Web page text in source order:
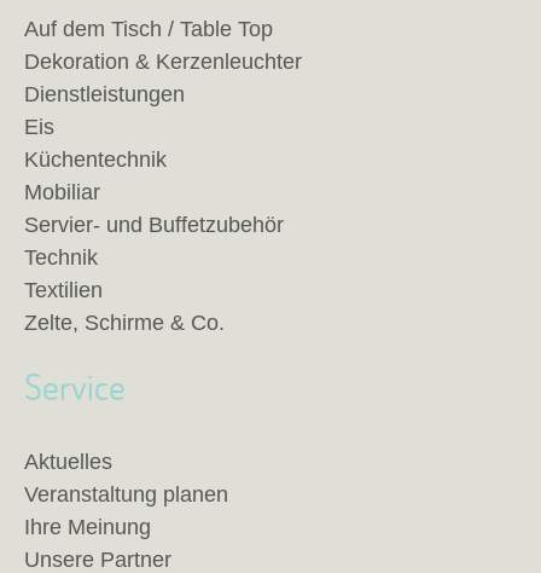
Auf dem Tisch / Table Top
Dekoration & Kerzenleuchter
Dienstleistungen
Eis
Küchentechnik
Mobiliar
Servier- und Buffetzubehör
Technik
Textilien
Zelte, Schirme & Co.
Service
Aktuelles
Veranstaltung planen
Ihre Meinung
Unsere Partner